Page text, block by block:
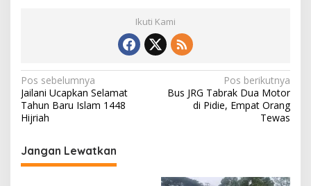
Ikuti Kami
N
a
v
i
g
Pos sebelumnya
Jailani Ucapkan Selamat
Tahun Baru Islam 1448
Hijriah
Pos berikutnya
Bus JRG Tabrak Dua Motor
di Pidie, Empat Orang
Tewas
Jangan Lewatkan